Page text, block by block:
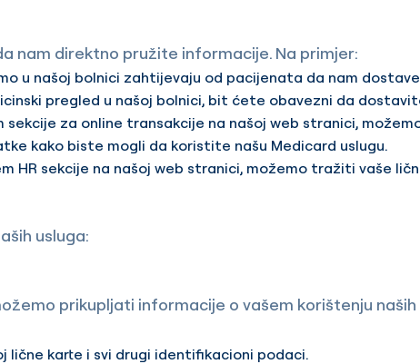
nam direktno pružite informacije. Na primjer:
u našoj bolnici zahtijevaju od pacijenata da nam
pregled u našoj bolnici, bit ćete obavezni da
sekcije za online transakcije na našoj web stranici,
kako biste mogli da koristite našu Medicard uslugu.
HR sekcije na našoj web stranici, možemo tražiti vaše
usluga:
prikupljati informacije o vašem korištenju
lične karte i svi drugi identifikacioni podaci.